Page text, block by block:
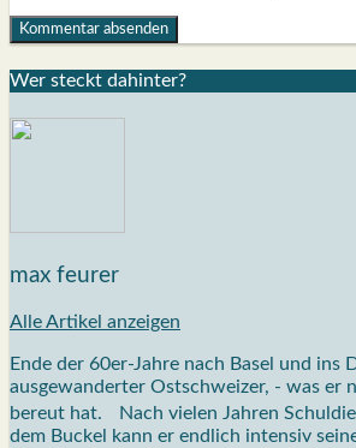
Wer steckt dahin­ter?
max feurer
Alle Artikel anzeigen
Ende der 60er-Jahre nach Basel und ins
ausgewanderter Ostschweizer, - was er
bereut hat. Nach vielen Jahren
dem Buckel kann er endlich intensiv